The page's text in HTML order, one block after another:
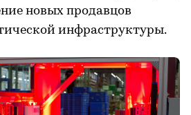
новых продавцов
инфраструктуры.